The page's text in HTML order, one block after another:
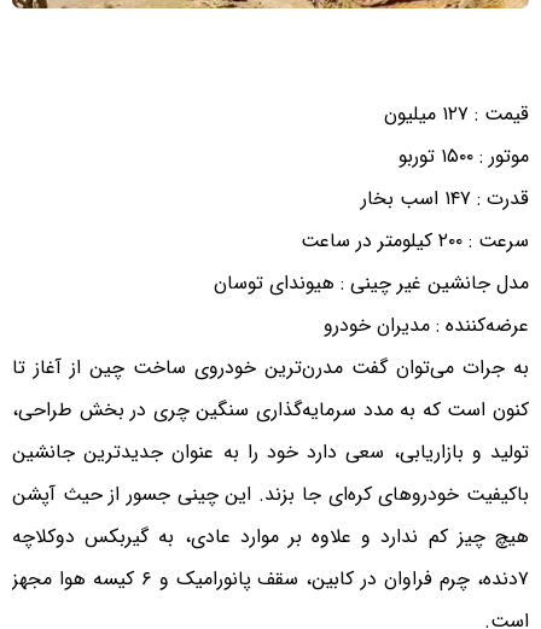
قیمت : ۱۲۷ میلیون
موتور : ۱۵۰۰ توربو
قدرت : ۱۴۷ اسب بخار
سرعت : ۲۰۰ کیلومتر در ساعت
مدل جانشین غیر چینی : هیوندای توسان
عرضه‌کننده : مدیران خودرو
به جرات می‌توان گفت مدرن‌ترین خودروی ساخت چین از آغاز تا
کنون است که به مدد سرمایه‌گذاری سنگین چری در بخش طراحی،
تولید و بازاریابی، سعی دارد خود را به عنوان جدیدترین جانشین
باکیفیت خودروهای کره‌ای جا بزند. این چینی جسور از حیث آپشن
هیچ چیز کم ندارد و علاوه بر موارد عادی، به گیربکس دوکلاچه
۷دنده، چرم فراوان در کابین، سقف پانورامیک و ۶ کیسه هوا مجهز
است.